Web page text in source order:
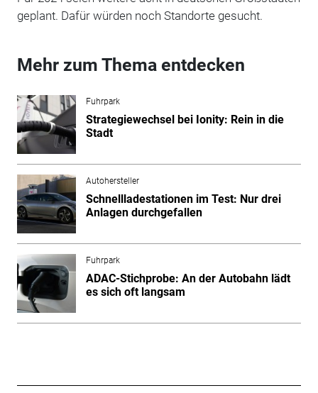
geplant. Dafür würden noch Standorte gesucht.
Mehr zum Thema entdecken
Fuhrpark
Strategiewechsel bei Ionity: Rein in die
Stadt
Autohersteller
Schnellladestationen im Test: Nur drei
Anlagen durchgefallen
Fuhrpark
ADAC-Stichprobe: An der Autobahn lädt
es sich oft langsam